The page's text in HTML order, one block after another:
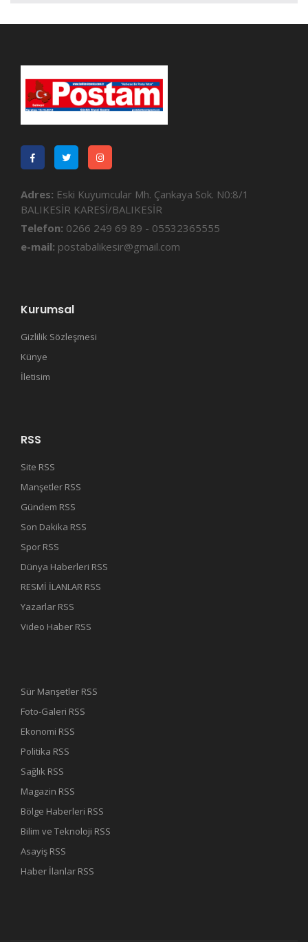
Adres: Eski Kuyumcular Mh. Çankaya Sok. N0:8/1
BALIKESİR KARESİ/BALIKESİR
Telefon: 0266 249 69 89 - 05532365555
e-mail: postabalikesir@gmail.com
Kurumsal
Gizlilik Sözleşmesi
Künye
İletisim
RSS
Site RSS
Manşetler RSS
Gündem RSS
Son Dakika RSS
Spor RSS
Dünya Haberleri RSS
RESMİ İLANLAR RSS
Yazarlar RSS
Video Haber RSS
Sür Manşetler RSS
Foto-Galeri RSS
Ekonomi RSS
Politika RSS
Sağlık RSS
Magazin RSS
Bölge Haberleri RSS
Bilim ve Teknoloji RSS
Asayiş RSS
Haber İlanlar RSS